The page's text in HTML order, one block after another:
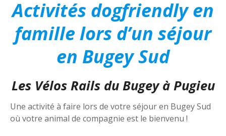
Activités dogfriendly en
famillelors d’un séjour
en Bugey Sud
Les Vélos Rails du Bugey à Pugieu
Une activité à faire lors de votre séjour en Bugey Sud
où votre animal de compagnie est le bienvenu !